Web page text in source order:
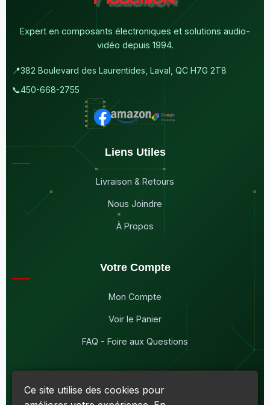
Expert en composants électroniques et solutions audio-
vidéo depuis 1994.
📍382 Boulevard des Laurentides, Laval, QC H7G 2T8
📞450-668-2755
Liens Utiles
Livraison & Retours
Nous Joindre
À Propos
Votre Compte
Mon Compte
Voir le Panier
FAQ - Foire aux Questions
Ce site utilise des cookies pour